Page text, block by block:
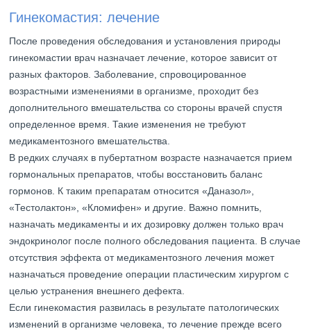
Гинекомастия: лечение
После проведения обследования и установления природы
гинекомастии врач назначает лечение, которое зависит от
разных факторов. Заболевание, спровоцированное
возрастными изменениями в организме, проходит без
дополнительного вмешательства со стороны врачей спустя
определенное время. Такие изменения не требуют
медикаментозного вмешательства.
В редких случаях в пубертатном возрасте назначается прием
гормональных препаратов, чтобы восстановить баланс
гормонов. К таким препаратам относится «Даназол»,
«Тестолактон», «Кломифен» и другие. Важно помнить,
назначать медикаменты и их дозировку должен только врач
эндокринолог после полного обследования пациента. В случае
отсутствия эффекта от медикаментозного лечения может
назначаться проведение операции пластическим хирургом с
целью устранения внешнего дефекта.
Если гинекомастия развилась в результате патологических
изменений в организме человека, то лечение прежде всего